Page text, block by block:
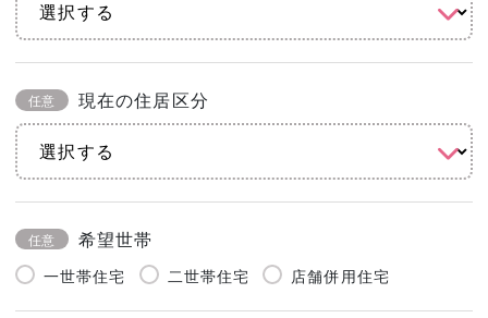
任意 現在の住居区分
任意 希望世帯
一世帯住宅 二世帯住宅 店舗併用住宅